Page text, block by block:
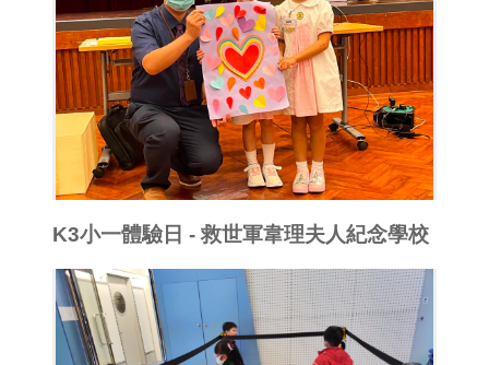
K3小一體驗日 - 救世軍韋理夫人紀念學校